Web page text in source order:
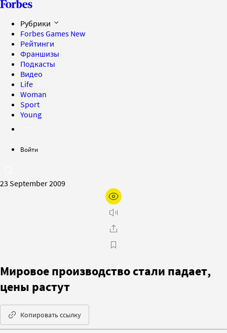
Рубрики
Forbes Games New
Рейтинги
Франшизы
Подкасты
Видео
Life
Woman
Sport
Young
Войти
23 September 2009
Мировое производство стали падает,
цены растут
Копировать ссылку